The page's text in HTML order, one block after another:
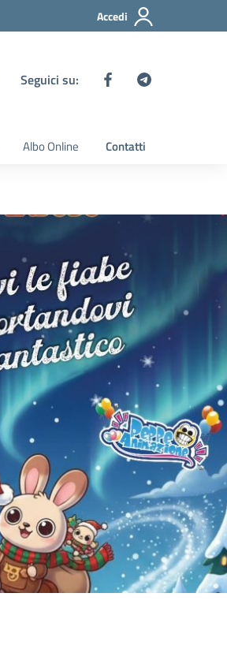
Accedi
Seguici su:
Albo Online Contatti